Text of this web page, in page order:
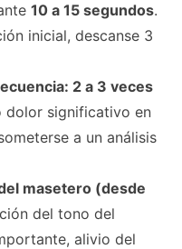
10 a 15 segundos.
inicial, descanse 3
2 a 3 veces
dolor significativo en
a un análisis
masetero (desde
del tono del
alivio del